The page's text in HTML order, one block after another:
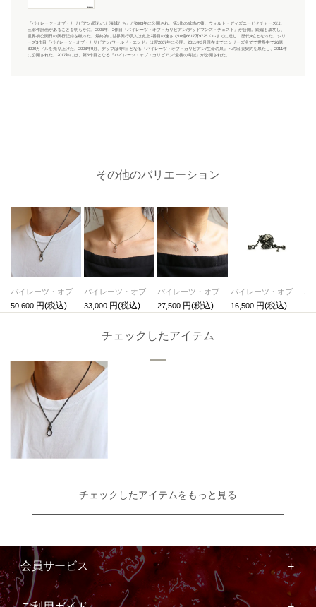
『パイレーツ・オブ・カリビアン/呪われた海賊たち』が2003年に公開され、第1作の成功の後、ウォルト・ディズニーピクチャーズは、
三部作計画があることを明らかに。2006年、2作目『パイレーツ・オブ・カリビアン/デッドマンズ・チェスト』が公開。続編も成功し、
世界初公開日の興行記録を破った。最終的に世界興行収入は史上2番目の速さで10億6617万9725ドルまでに達し、歴代4位となった。シリ
ーズ3作目『パイレーツ・オブ・カリビアン/ワールド・エンド』は翌2007年に公開。2011年3月現在までにシリーズ全てで世界中で26億
8000万ドルを売り上げた。2008年9月、デップは4作目となる『パイレーツ・オブ・カリビアン/生命の泉』への出演契約を果たし、2011年
に公開された。2017年には、第5作目となる『パイレーツ・オブ・カリビアン/最後の海賊』が公開された。
その他のバリエーション
パイレーツ・オブ・カリビアン/ワールド・エンドロープネックレスM-シルバー
50,600
パイレーツ・オブ・カリビアン/ワールド・エンドロープネックレスS-ゴールド
33,000
パイレーツ・オブ・カリビアン/ワールド・エンドロープネックレスS-シルバー
27,500
パイレーツ・オブ・カリビアン/ワールド・エンドスカルピアス-ブラック/片耳
16,500
チェックしたアイテム
チェックしたアイテムをもっと見る
会員サービス